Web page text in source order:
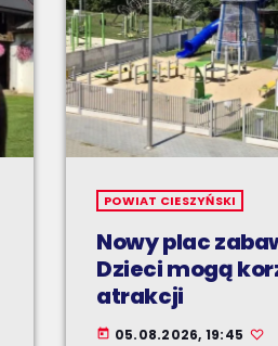
POWIAT CIESZYŃSKI
Nowy plac
Dzieci mogą
atrakcji
today 05.08.2026, 19:45